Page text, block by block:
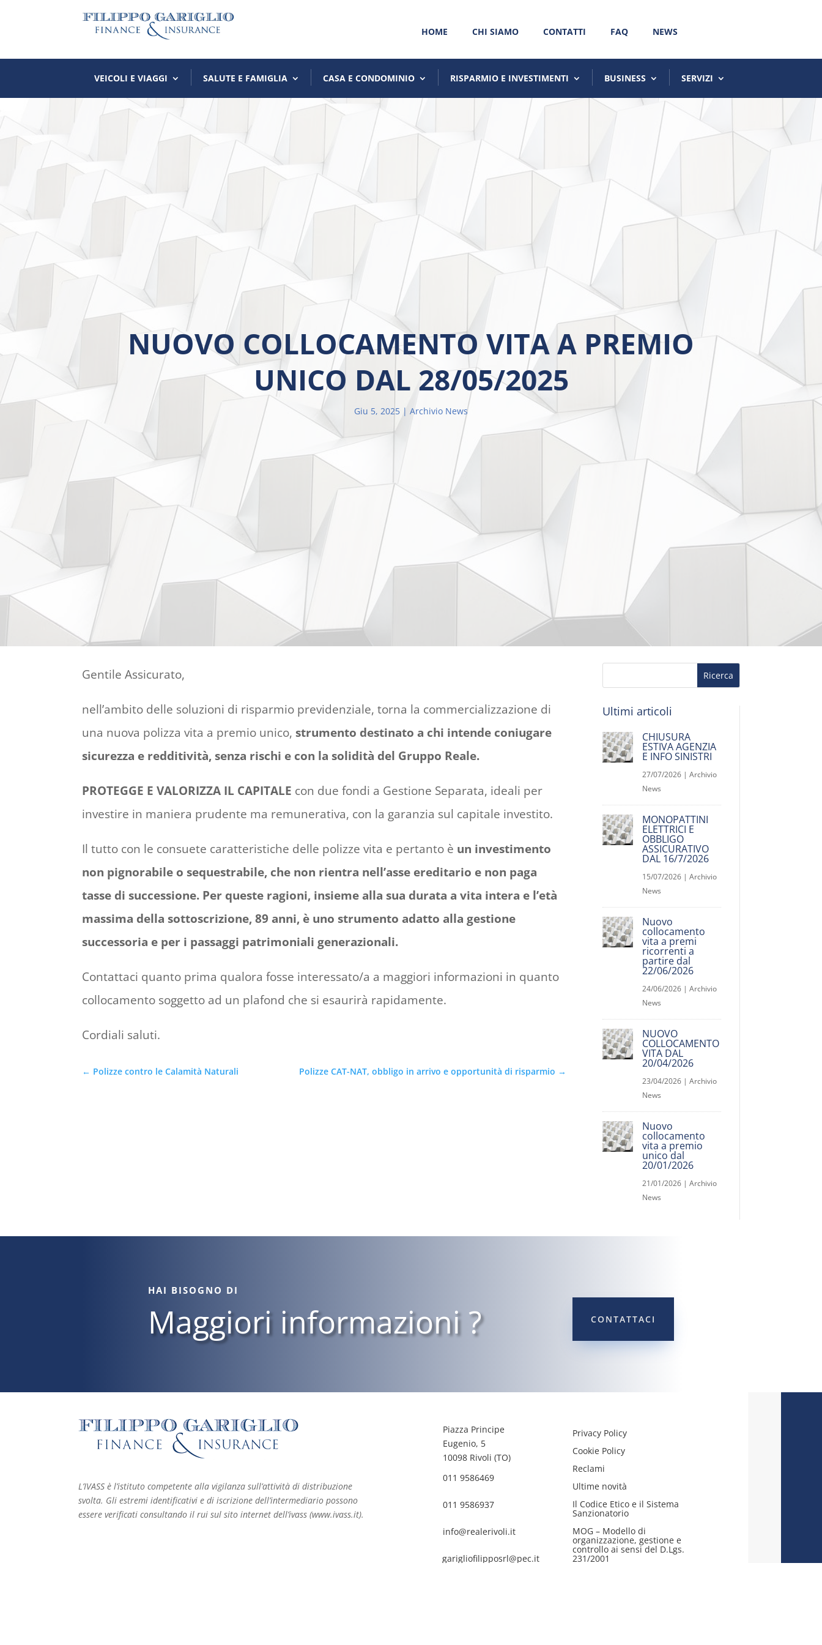
HOME CHI SIAMO CONTATTI FAQ NEWS
VEICOLI E VIAGGI SALUTE E FAMIGLIA CASA E CONDOMINIO RISPARMIO E INVESTIMENTI BUSINESS SERVIZI
NUOVO COLLOCAMENTO VITA A PREMIO
UNICO DAL 28/05/2025
Giu 5, 2025 Archivio News
Gentile Assicurato,
nell’ambito delle soluzioni di risparmio previdenziale, torna la commercializzazione di
una nuova polizza vita a premio unico, strumento destinato a chi intende coniugare
sicurezza e redditività, senza rischi e con la solidità del Gruppo Reale.
PROTEGGE E VALORIZZA IL CAPITALE con due fondi a Gestione Separata, ideali per
investire in maniera prudente ma remunerativa, con la garanzia sul capitale investito.
Il tutto con le consuete caratteristiche delle polizze vita e pertanto è un investimento
non pignorabile o sequestrabile, che non rientra nell’asse ereditario e non paga
tasse di successione. Per queste ragioni, insieme alla sua durata a vita intera e l’età
massima della sottoscrizione, 89 anni, è uno strumento adatto alla gestione
successoria e per i passaggi patrimoniali generazionali.
Contattaci quanto prima qualora fosse interessato/a a maggiori informazioni in quanto
collocamento soggetto ad un plafond che si esaurirà rapidamente.
Cordiali saluti.
← Polizze contro le Calamità Naturali Polizze CAT-NAT, obbligo in arrivo e opportunità di risparmio →
Ultimi articoli
CHIUSURA
ESTIVA AGENZIA
E INFO SINISTRI
27/07/2026 |Archivio
News
MONOPATTINI
ELETTRICI E
OBBLIGO
ASSICURATIVO
DAL 16/7/2026
15/07/2026 |Archivio
News
Nuovo
collocamento
vita a premi
ricorrenti a
partire dal
22/06/2026
24/06/2026 |Archivio
News
NUOVO
COLLOCAMENTO
VITA DAL
20/04/2026
23/04/2026 |Archivio
News
Nuovo
collocamento
vita a premio
unico dal
20/01/2026
21/01/2026 |Archivio
News
HAI BISOGNO DI
Maggiori informazioni ? CONTATTACI
L’IVASS è l’istituto competente alla vigilanza sull’attività di distribuzione
svolta. Gli estremi identificativi e di iscrizione dell’intermediario possono
essere verificati consultando il rui sul sito internet dell’ivass (www.ivass.it).
Piazza Principe
Eugenio, 5
10098 Rivoli (TO)
011 9586469
011 9586937
info@realerivoli.it
garigliofilipposrl@pec.it
Privacy Policy
Cookie Policy
Reclami
Ultime novità
Il Codice Etico e il Sistema
Sanzionatorio
MOG – Modello di
organizzazione, gestione e
controllo ai sensi del D.Lgs.
231/2001